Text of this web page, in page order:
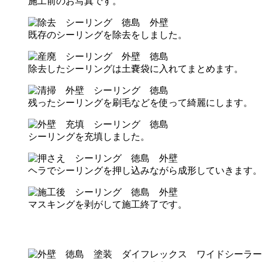
既存のシーリングを除去をしました。
除去したシーリングは土嚢袋に入れてまとめます。
残ったシーリングを刷毛などを使って綺麗にします。
シーリングを充填しました。
ヘラでシーリングを押し込みながら成形していきます。
マスキングを剥がして施工終了です。